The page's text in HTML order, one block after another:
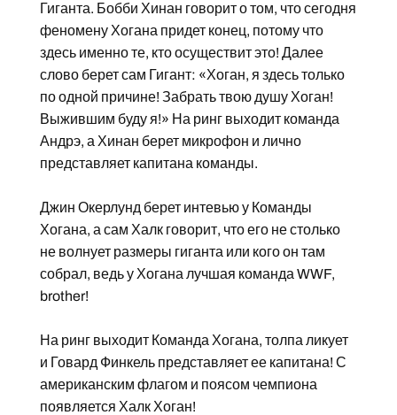
Гиганта. Бобби Хинан говорит о том, что сегодня
феномену Хогана придет конец, потому что
здесь именно те, кто осуществит это! Далее
слово берет сам Гигант: «Хоган, я здесь только
по одной причине! Забрать твою душу Хоган!
Выжившим буду я!» На ринг выходит команда
Андрэ, а Хинан берет микрофон и лично
представляет капитана команды.
Джин Окерлунд берет интевью у Команды
Хогана, а сам Халк говорит, что его не столько
не волнует размеры гиганта или кого он там
собрал, ведь у Хогана лучшая команда WWF,
brother!
На ринг выходит Команда Хогана, толпа ликует
и Говард Финкель представляет ее капитана! С
американским флагом и поясом чемпиона
появляется Халк Хоган!